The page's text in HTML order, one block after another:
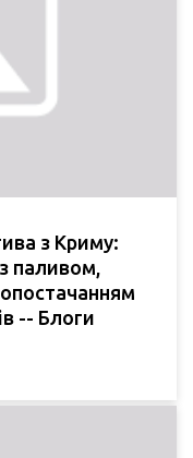
з Криму:
паливом,
-- Блоги